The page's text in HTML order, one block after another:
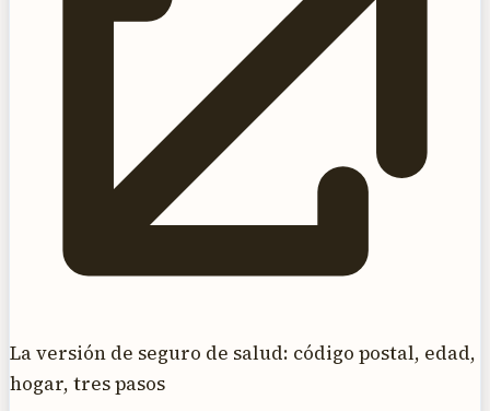
La versión de seguro de salud: código postal, edad,
hogar, tres pasos